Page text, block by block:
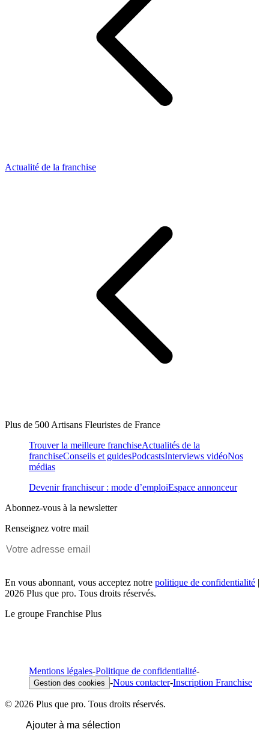
Actualité de la franchise
Plus de 500 Artisans Fleuristes de France
Trouver la meilleure franchiseActualités de la
franchiseConseils et guidesPodcastsInterviews vidéoNos
médias
Devenir franchiseur : mode d’emploiEspace annonceur
Abonnez-vous à la newsletter
Renseignez votre mail
En vous abonnant, vous acceptez notre politique de confidentialité |
2026 Plus que pro. Tous droits réservés.
Le groupe Franchise Plus
Mentions légales-Politique de confidentialité-
Gestion des cookies -Nous contacter-Inscription Franchise
© 2026 Plus que pro. Tous droits réservés.
Ajouter à ma sélection